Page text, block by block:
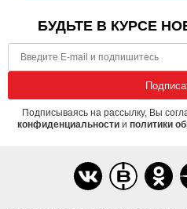
БУДЬТЕ В КУРСЕ
Подписываясь на рассылку, Вы
конфиденциальностии политики